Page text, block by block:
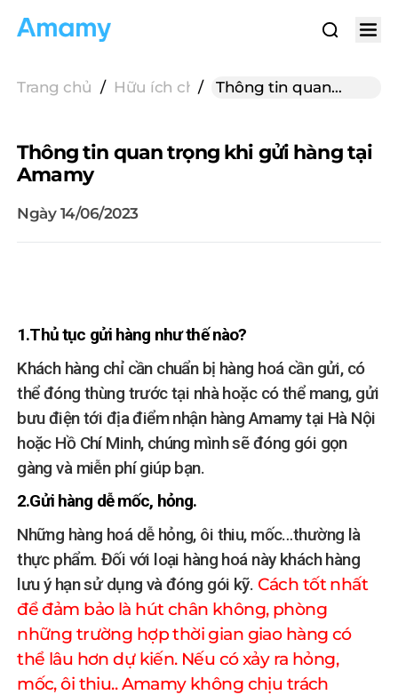
Trang chủ / Hữu ích cho gửi hàng
/
Thông tin quan
Thông tin quan trọng khi gửi hàng tại
Amamy
Ngày 14/06/2023
1.Thủ tục gửi hàng như thế nào?
Khách hàng chỉ cần chuẩn bị hàng hoá cần gửi, có
thể đóng thùng trước tại nhà hoặc có thể mang, gửi
bưu điện tới địa điểm nhận hàng Amamy tại Hà Nội
hoặc Hồ Chí Minh, chúng mình sẽ đóng gói gọn
gàng và miễn phí giúp bạn.
2.Gửi hàng dễ mốc, hỏng.
Những hàng hoá dễ hỏng, ôi thiu, mốc…thường là
thực phẩm. Đối với loại hàng hoá này khách hàng
lưu ý hạn sử dụng và đóng gói kỹ. Cách tốt nhất
để đảm bảo là hút chân không, phòng
những trường hợp thời gian giao hàng có
thể lâu hơn dự kiến. Nếu có xảy ra hỏng,
mốc, ôi thiu.. Amamy không chịu trách